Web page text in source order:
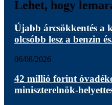
Lehet, hogy
Újabb árcsökkentés a
olcsóbb lesz a benzin
06/08/2026
42 millió forint
miniszterelnök-